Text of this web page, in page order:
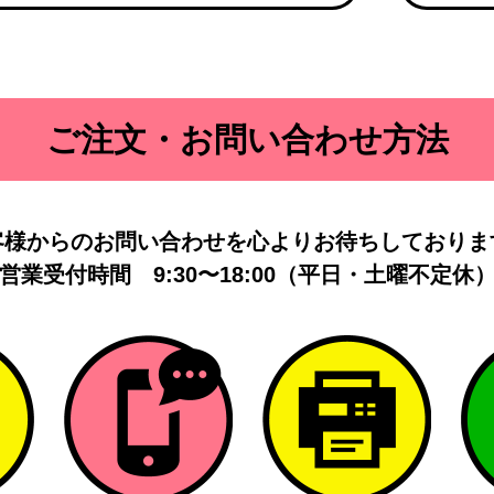
ご注文・お問い合わせ方法
からのお問い合わせを心よりお待ちしており
業受付時間 9:30〜18:00（平日・土曜不定休